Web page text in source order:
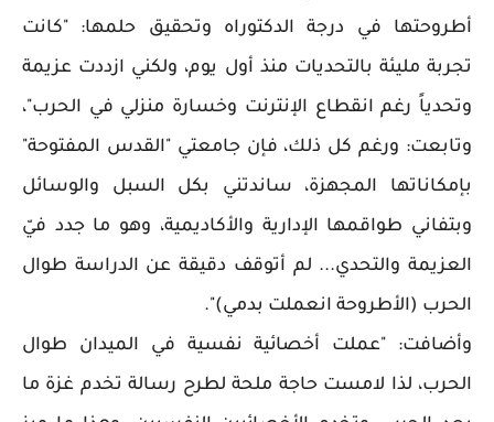
أطروحتها في درجة الدكتوراه وتحقيق حلمها: "كانت
تجربة مليئة بالتحديات منذ أول يوم، ولكني ازددت عزيمة
وتحدياً رغم انقطاع الإنترنت وخسارة منزلي في الحرب"،
وتابعت: ورغم كل ذلك، فإن جامعتي "القدس المفتوحة"
بإمكاناتها المجهزة، ساندتني بكل السبل والوسائل
وبتفاني طواقمها الإدارية والأكاديمية، وهو ما جدد فيّ
العزيمة والتحدي... لم أتوقف دقيقة عن الدراسة طوال
الحرب (الأطروحة انعملت بدمي)".
وأضافت: "عملت أخصائية نفسية في الميدان طوال
الحرب، لذا لامست حاجة ملحة لطرح رسالة تخدم غزة ما